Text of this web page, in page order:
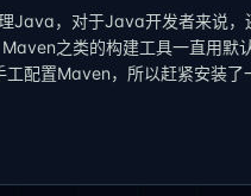
Java，对于Java开发者来说，
之类的构建工具一直用默
配置Maven，所以赶紧安装了